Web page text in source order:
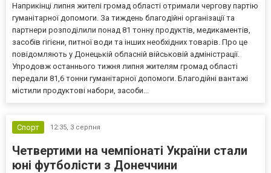
Наприкінці липня жителі громад області отримали чергову партію
гуманітарної допомоги. За тиждень благодійні організації та
партнери розподілили понад 81 тонну продуктів, медикаментів,
засобів гігієни, питної води та інших необхідних товарів. Про це
повідомляють у Донецькій обласній військовій адміністрації.
Упродовж останнього тижня липня жителям громад області
передали 81,6 тонни гуманітарної допомоги. Благодійні вантажі
містили продуктові набори, засоби...
Спорт 12:35, 3 серпня
Четвертими на чемпіонаті України стали
юні футболісти з Донеччини